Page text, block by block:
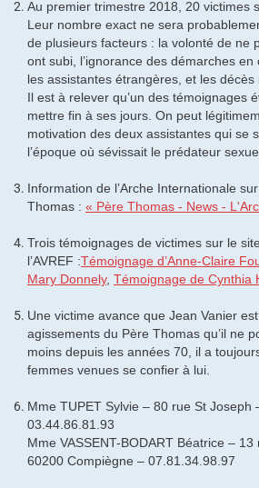
Au premier trimestre 2018, 20 victimes
Leur nombre exact ne sera
de plusieurs facteurs : la volonté de ne
ont subi, l’ignorance des démarches
les assistantes étrangères, et les décès
Il est à relever qu’un des témoignages
mettre fin à ses jours. On peut
motivation des deux assistantes qui se
l’époque où sévissait le prédateur
Information de l’Arche Internationale
Thomas : « Père Thomas - News -
Trois témoignages de victimes sur le
l’AVREF :Témoignage d’Anne-Claire
Mary Donnely, Témoignage de Cynthia
Une victime avance que Jean Vanier
agissements du Père Thomas qu’il ne
moins depuis les années 70, il a
femmes venues se confier à lui.
Mme TUPET Sylvie – 80 rue St Joseph
03.44.86.81.93
Mme VASSENT-BODART Béatrice –
60200 Compiègne – 07.81.34.98.97